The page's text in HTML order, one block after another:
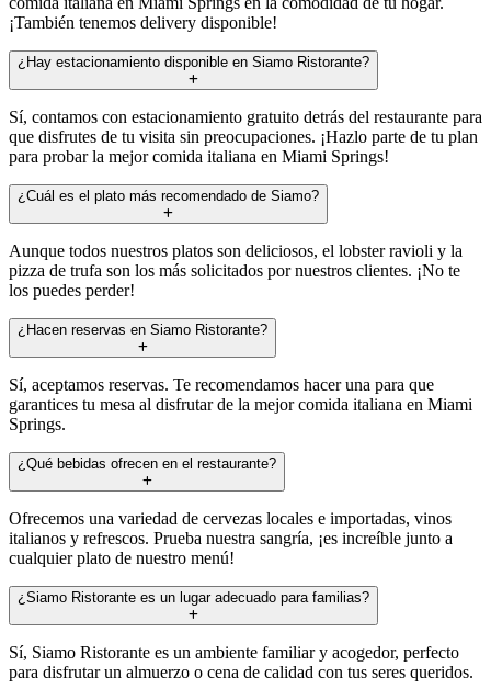
¡También tenemos delivery disponible!
¿Hay estacionamiento disponible en Siamo Ristorante?
Sí, contamos con estacionamiento gratuito detrás del restaurante para
que disfrutes de tu visita sin preocupaciones. ¡Hazlo parte de tu plan
para probar la mejor comida italiana en Miami Springs!
¿Cuál es el plato más recomendado de Siamo?
Aunque todos nuestros platos son deliciosos, el lobster ravioli y la
pizza de trufa son los más solicitados por nuestros clientes. ¡No te
los puedes perder!
¿Hacen reservas en Siamo Ristorante?
Sí, aceptamos reservas. Te recomendamos hacer una para que
garantices tu mesa al disfrutar de la mejor comida italiana en Miami
Springs.
¿Qué bebidas ofrecen en el restaurante?
Ofrecemos una variedad de cervezas locales e importadas, vinos
italianos y refrescos. Prueba nuestra sangría, ¡es increíble junto a
cualquier plato de nuestro menú!
¿Siamo Ristorante es un lugar adecuado para familias?
Sí, Siamo Ristorante es un ambiente familiar y acogedor, perfecto
para disfrutar un almuerzo o cena de calidad con tus seres queridos.